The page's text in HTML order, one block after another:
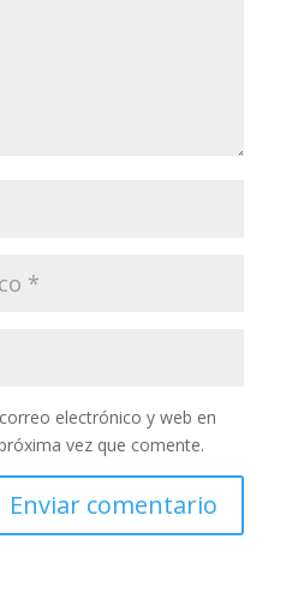
electrónico y web en
vez que comente.